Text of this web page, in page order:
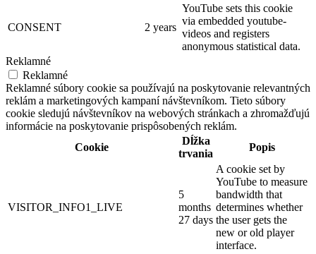
CONSENT 2 years
YouTube sets this cookie
via embedded youtube-
videos and registers
anonymous statistical data.
Reklamné
Reklamné
Reklamné súbory cookie sa používajú na poskytovanie relevantných
reklám a marketingových kampaní návštevníkom. Tieto súbory
cookie sledujú návštevníkov na webových stránkach a zhromažďujú
informácie na poskytovanie prispôsobených reklám.
Cookie
Dĺžka
trvania
Popis
VISITOR_INFO1_LIVE
5
months
27 days
A cookie set by
YouTube to measure
bandwidth that
determines whether
the user gets the
new or old player
interface.